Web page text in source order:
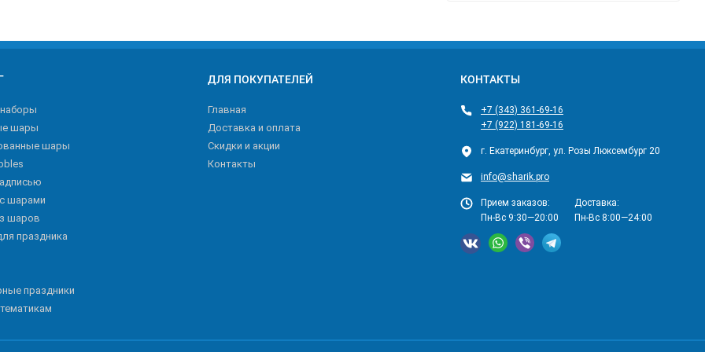
шары
шары
шарами
шаров
праздника
праздники
ДЛЯ ПОКУПАТЕЛЕЙ
Главная
Доставка и оплата
Скидки и акции
Контакты
КОНТАКТЫ
+7 (343) 361-69-16
+7 (922) 181-69-16
г. Екатеринбург, ул. Розы Люксембург 20
info@sharik.pro
Прием заказов:
Пн-Вс 9:30—20:00
Доставка:
Пн-Вс 8:00—24:00